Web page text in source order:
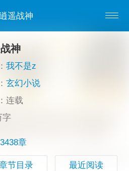
遥战神
神
我不是z
玄幻小说
连载
字
章
节目录 最近阅读